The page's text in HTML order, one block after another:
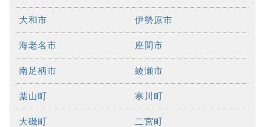
大和市 伊勢原市
海老名市 座間市
南足柄市 綾瀬市
葉山町 寒川町
大磯町 二宮町